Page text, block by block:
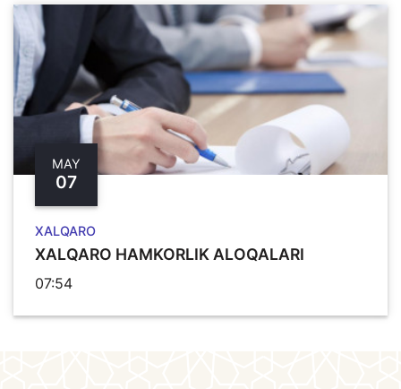
MAY
07
XALQARO
XALQARO HAMKORLIK ALOQALARI
07:54